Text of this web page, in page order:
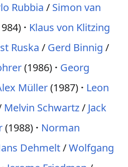
Rubbia / Simon van
Klaus von Klitzing
Ruska / Gerd Binnig /
(1986)
Georg
Müller(1987)
Leon
Melvin Schwartz/ Jack
(1988)
Norman
Dehmelt/Wolfgang